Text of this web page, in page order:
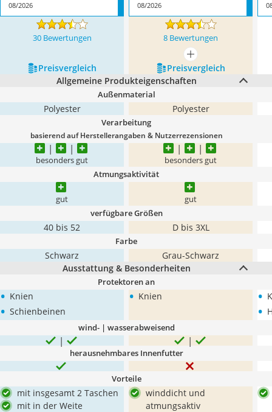
08/2026
08/2026
30 Bewertungen 8 Bewertungen
mehr anzeigen
Preis­vergleich
Preis­vergleich
Allgemeine Produkteigenschaften
Außenmaterial
Polyester Polyester
Verarbeitung
basierend auf Herstellerangaben & Nutzerrezensionen
besonders gut besonders gut
Atmungsaktivität
gut gut
verfügbare Größen
40 bis 52 D bis 3XL
Farbe
Schwarz
Grau-Schwarz
Ausstattung & Besonderheiten
Protektoren an
• Knien
• Schienbeinen
• Knien •
•
wind- | wasserabweisend
herausnehmbares Innenfutter
Vorteile
mit insgesamt 2 Taschen
mit in der Weite
winddicht und
atmungsaktiv